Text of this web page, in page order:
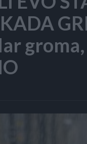
groma,